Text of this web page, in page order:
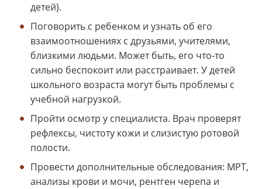
детей).
Поговорить с ребенком и узнать об его
взаимоотношениях с друзьями, учителями,
близкими людьми. Может быть, его что-то
сильно беспокоит или расстраивает. У детей
школьного возраста могут быть проблемы с
учебной нагрузкой.
Пройти осмотр у специалиста. Врач проверят
рефлексы, чистоту кожи и слизистую ротовой
полости.
Провести дополнительные обследования: МРТ,
анализы крови и мочи, рентген черепа и